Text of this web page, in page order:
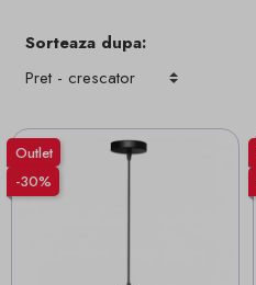
Sorteaza dupa:
Outlet
-30%